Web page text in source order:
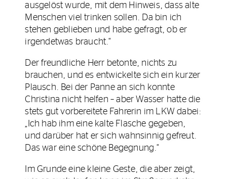
ausgelöst wurde, mit dem Hinweis, dass alte
Menschen viel trinken sollen. Da bin ich
stehen geblieben und habe gefragt, ob er
irgendetwas braucht.“
Der freundliche Herr betonte, nichts zu
brauchen, und es entwickelte sich ein kurzer
Plausch. Bei der Panne an sich konnte
Christina nicht helfen – aber Wasser hatte die
stets gut vorbereitete Fahrerin im LKW dabei:
„Ich hab ihm eine kalte Flasche gegeben,
und darüber hat er sich wahnsinnig gefreut.
Das war eine schöne Begegnung.“
Im Grunde eine kleine Geste, die aber zeigt,